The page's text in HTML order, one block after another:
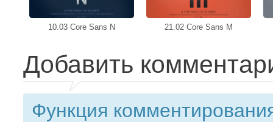
10.03 Core Sans N 21.02 Core Sans M
Добавить
Функция